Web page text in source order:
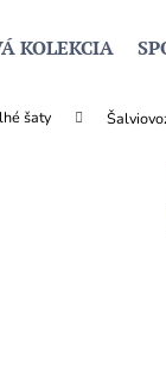
KOLEKCIA
šaty